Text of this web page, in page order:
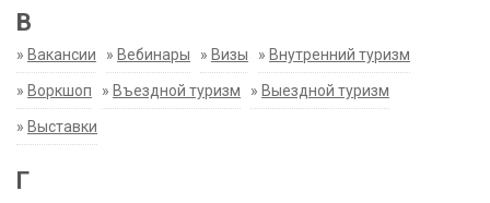
В
» Вакансии » Вебинары » Визы » Внутренний туризм
» Воркшоп » Въездной туризм » Выездной туризм
» Выставки
Г